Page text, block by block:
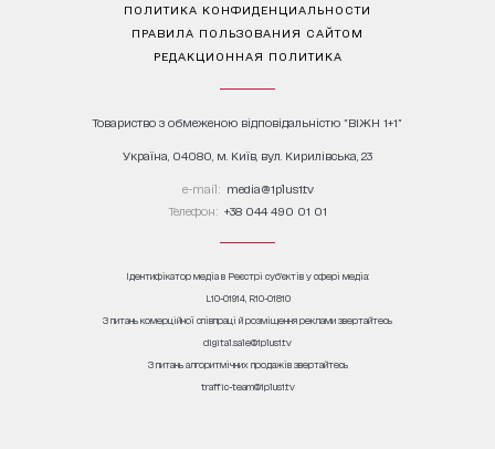
ПОЛИТИКА КОНФИДЕНЦИАЛЬНОСТИ
ПРАВИЛА ПОЛЬЗОВАНИЯ САЙТОМ
РЕДАКЦИОННАЯ ПОЛИТИКА
Товариство з обмеженою відповідальністю "ВІЖН 1+1"
Україна, 04080, м. Київ, вул. Кирилівська, 23
е-mail: media@1plus1.tv
Телефон: +38 044 490 01 01
Ідентифікатор медіа в Реєстрі суб’єктів у сфері медіа:
L10-01914, R10-01810
З питань комерційної співпраці й розміщення реклами звертайтесь
digital.sale@1plus1.tv
З питань алгоритмічних продажів звертайтесь
traffic-team@1plus1.tv